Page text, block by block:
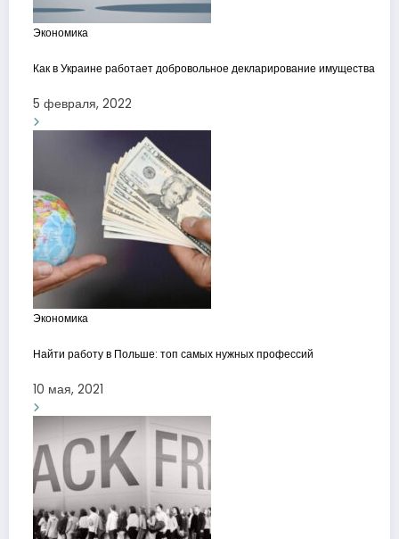
Экономика
Как в Украине работает добровольное декларирование имущества
5 февраля, 2022
Экономика
Найти работу в Польше: топ самых нужных профессий
10 мая, 2021